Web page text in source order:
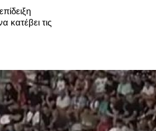
κατέβει τις